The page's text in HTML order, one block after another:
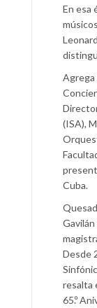
En esa
Agrega
(ISA),
Cuba.
Desde
resalta
65.º